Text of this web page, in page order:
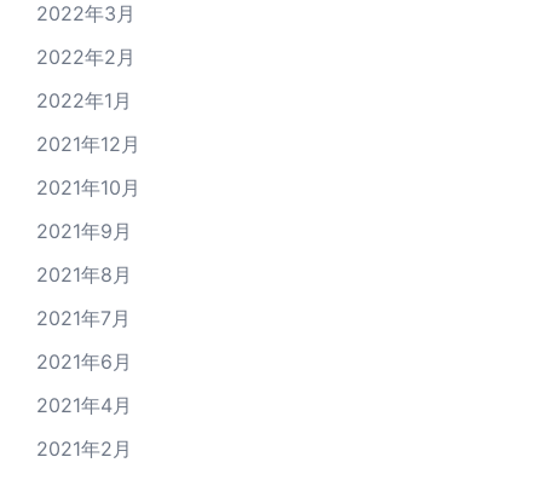
2022年3月
2022年2月
2022年1月
2021年12月
2021年10月
2021年9月
2021年8月
2021年7月
2021年6月
2021年4月
2021年2月